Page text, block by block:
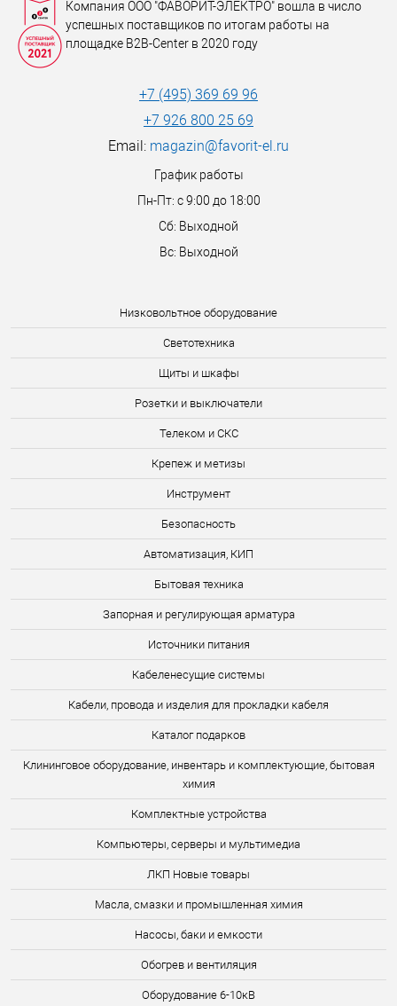
Низковольтное оборудование
Светотехника
Щиты и шкафы
Розетки и выключатели
Телеком и СКС
Крепеж и метизы
Инструмент
Безопасность
Автоматизация, КИП
Бытовая техника
Запорная и регулирующая арматура
Источники питания
Кабеленесущие системы
Кабели, провода и изделия для прокладки кабеля
Каталог подарков
Клининговое оборудование, инвентарь и комплектующие, бытовая
химия
Комплектные устройства
Компьютеры, серверы и мультимедиа
ЛКП Новые товары
Масла, смазки и промышленная химия
Насосы, баки и емкости
Обогрев и вентиляция
Оборудование 6-10кВ
Компания ООО "ФАВОРИТ-ЭЛЕКТРО" вошла в число
успешных поставщиков по итогам работы на
площадке B2B-Center в 2020 году
+7 (495) 369 69 96
+7 926 800 25 69
Email: magazin@favorit-el.ru
График работы
Пн-Пт: с 9:00 до 18:00
Сб: Выходной
Вс: Выходной